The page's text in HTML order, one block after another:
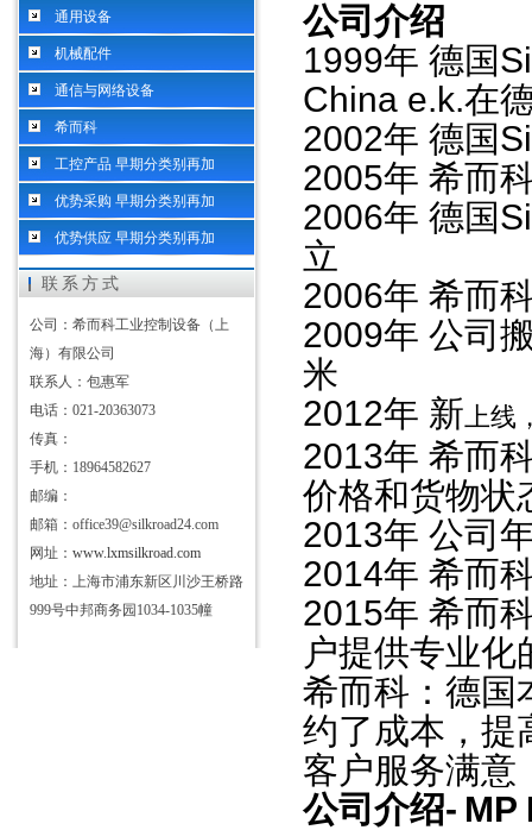
通用设备
机械配件
通信与网络设备
希而科
工控产品 早期分类别再加
优势采购 早期分类别再加
优势供应 早期分类别再加
联系方式
公司：希而科工业控制设备（上
海）有限公司
联系人：包惠军
电话：021-20363073
传真：
手机：18964582627
邮编：
邮箱：office39@silkroad24.com
网址： www.lxmsilkroad.com
地址：上海市浦东新区川沙王桥路
999号中邦商务园1034-1035幢
公司介绍
1999年 德国
China e.k.在
2002年 德国
2005年 希而
2006年 德国
立
2006年 希而
2009年 公司
米
2012年 新上线
2013年 希而
价格和货物状
2013年 公司
2014年 希而
2015年 希而
户提供专业化
希而科：德国
约了成本，提
客户服务满意
公司介绍- MP